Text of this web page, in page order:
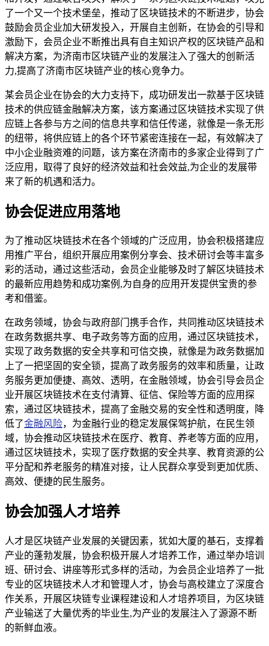
了一个又一个技术堡垒，推动了区块链技术的不断进步，协会
鼓励会员企业加大研发投入，开展自主创新，在协会的引导和
激励下，会员企业不断推出具有自主知识产权的区块链产品和
解决方案，为济南市区块链产业的发展注入了强大的创新活
力,提高了济南市区块链产业的核心竞争力。
某会员企业在协会的大力支持下，成功研发出一款基于区块链
技术的供应链金融解决方案，该方案通过区块链技术实现了供
应链上各参与方之间的信息共享和信任传递，就像是一条无形
的纽带，将供应链上的各个环节紧密连接在一起，有效解决了
中小企业融资难的问题，该方案在济南市的多家企业得到了广
泛应用，取得了良好的经济效益和社会效益,为企业的发展带
来了新的机遇和活力。
协会促进应用落地
为了推动区块链技术在各个领域的广泛应用，协会积极搭建应
用推广平台，组织开展应用案例分享会、技术研讨会等丰富多
彩的活动，通过这些活动，会员企业能够及时了解区块链技术
的最新应用趋势和成功案例,为自身的应用开发提供宝贵的参
考和借鉴。
在政务领域，协会与政府部门携手合作，共同推动区块链技术
在政务数据共享、电子政务等方面的应用，通过区块链技术，
实现了政务数据的安全共享和可信交换，就像是为政务数据加
上了一把坚固的安全锁，提高了政务服务的效率和质量，让政
务服务更加便捷、高效、透明，在金融领域，协会引导会员企
业开展区块链技术在支付清算、征信、保险等方面的应用探
索，通过区块链技术，提高了金融交易的安全性和透明度，降
低了金融风险，为金融行业的稳定发展保驾护航，在民生领
域，协会推动区块链技术在医疗、教育、养老等方面的应用，
通过区块链技术，实现了医疗数据的安全共享、教育资源的公
平分配和养老服务的精准对接，让人民群众享受到更加优质、
高效、便捷的民生服务。
协会加强人才培养
人才是区块链产业发展的关键因素，犹如大厦的基石，支撑着
产业的蓬勃发展，协会积极开展人才培养工作，通过举办培训
班、研讨会、讲座等形式多样的活动，为会员企业培养了一批
专业的区块链技术人才和管理人才，协会与高校建立了深度合
作关系，开展区块链专业课程建设和人才培养项目，为区块链
产业输送了大量优秀的毕业生,为产业的发展注入了源源不断
的新鲜血液。